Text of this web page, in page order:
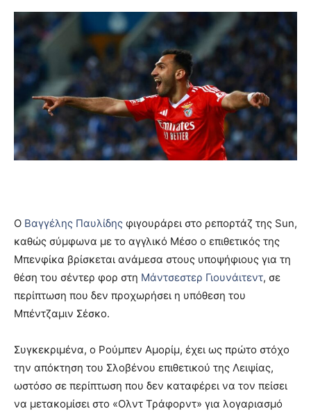
Ο Βαγγέλης Παυλίδης φιγουράρει στο ρεπορτάζ της Sun,
καθώς σύμφωνα με το αγγλικό Μέσο ο επιθετικός της
Μπενφίκα βρίσκεται ανάμεσα στους υποψήφιους για τη
θέση του σέντερ φορ στη Μάντσεστερ Γιουνάιτεντ, σε
περίπτωση που δεν προχωρήσει η υπόθεση του
Μπέντζαμιν Σέσκο.
Συγκεκριμένα, ο Ρούμπεν Αμορίμ, έχει ως πρώτο στόχο
την απόκτηση του Σλοβένου επιθετικού της Λειψίας,
ωστόσο σε περίπτωση που δεν καταφέρει να τον πείσει
να μετακομίσει στο «Ολντ Τράφορντ» για λογαριασμό